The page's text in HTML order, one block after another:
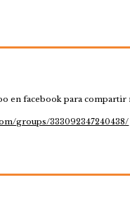
en facebook para compartir
groups/333092347240438/